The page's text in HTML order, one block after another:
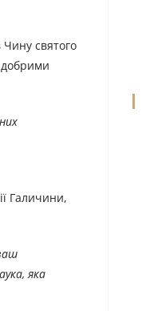
святого
добрими
Галичини,
яка